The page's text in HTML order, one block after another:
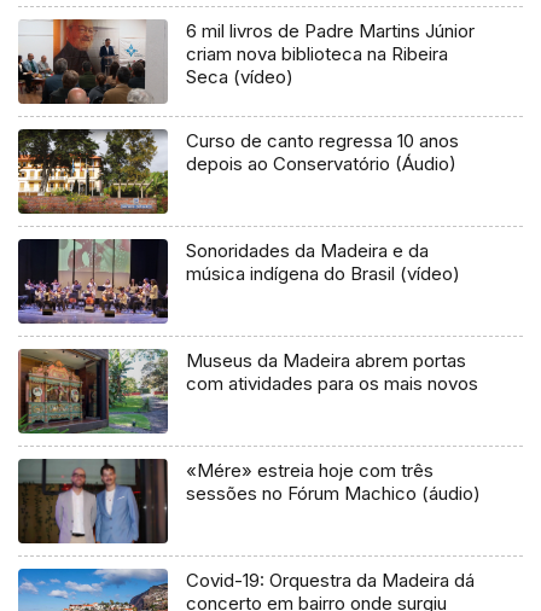
6 mil livros de Padre Martins Júnior
criam nova biblioteca na Ribeira
Seca (vídeo)
Curso de canto regressa 10 anos
depois ao Conservatório (Áudio)
Sonoridades da Madeira e da
música indígena do Brasil (vídeo)
Museus da Madeira abrem portas
com atividades para os mais novos
«Mére» estreia hoje com três
sessões no Fórum Machico (áudio)
Covid-19: Orquestra da Madeira dá
concerto em bairro onde surgiu